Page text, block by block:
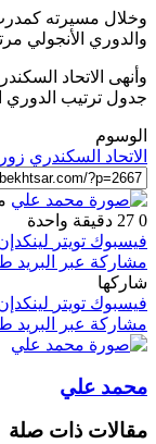
وخلال مسيرته
والدوري الأنجولي
جدول ترتيب الدوري
الوسوم
الاتحاد السكندري
0
دقيقة واحدة
فيسبوك تويتر
مشاركة عبر البريد
شاركها
فيسبوك تويتر
مشاركة عبر البريد
محمد علي
مقالات ذات صلة